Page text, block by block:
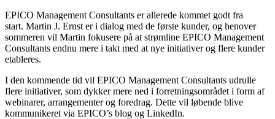
EPICO Management Consultants er allerede kommet godt fra
start. Martin J. Ernst er i dialog med de første kunder, og henover
sommeren vil Martin fokusere på at strømline EPICO Management
Consultants endnu mere i takt med at nye initiativer og flere kunder
etableres.
I den kommende tid vil EPICO Management Consultants udrulle
flere initiativer, som dykker mere ned i forretningsområdet i form af
webinarer, arrangementer og foredrag. Dette vil løbende blive
kommunikeret via EPICO’s blog og LinkedIn.